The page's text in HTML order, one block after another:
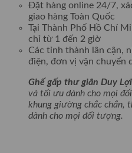
Đặt hàng online 24/7,
giao hàng Toàn Quốc
Tại Thành Phố Hồ Chí
chỉ từ 1 đến 2 giờ
Các tỉnh thành lân cận,
điện, đơn vị vận chuyển
Ghế gấp thư giãn Duy Lợi
và tối ưu dành cho mọi
khung giường chắc chắn,
dành cho mọi đối tượng.